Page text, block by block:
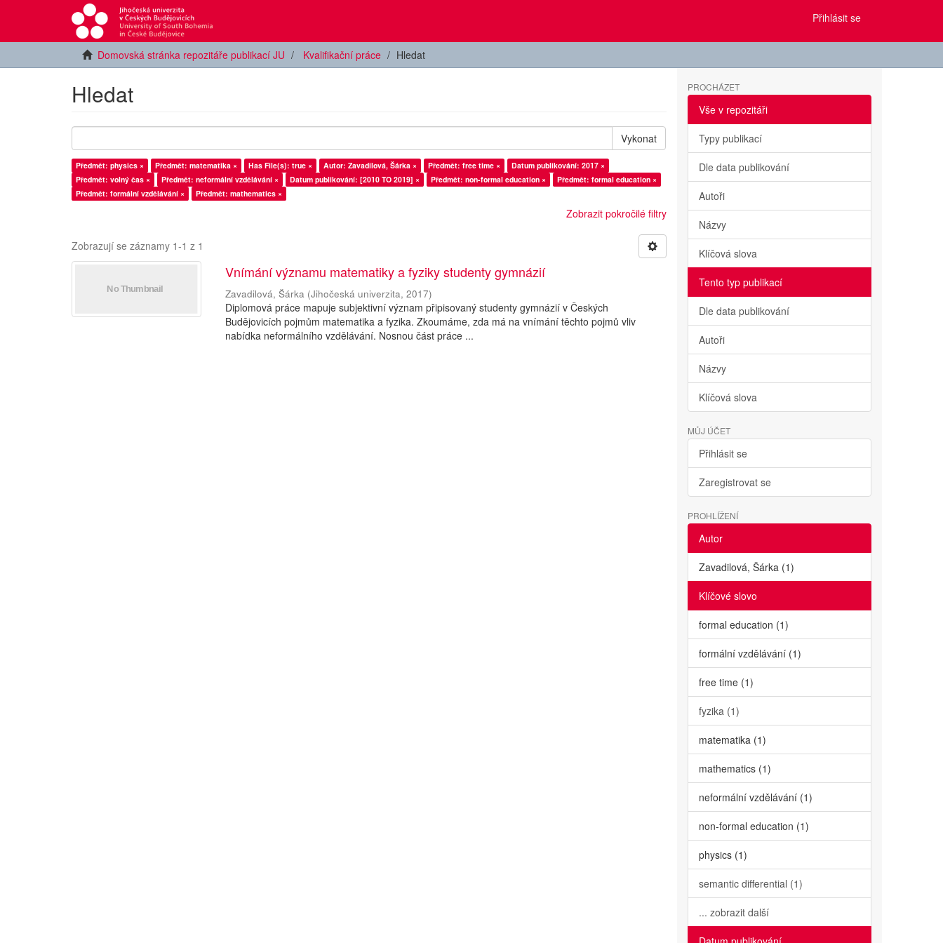
Přihlásit se
Domovská stránka repozitáře publikací JU Kvalifikační práce Hledat
Hledat
Vykonat
Předmět: physics × Předmět: matematika × Has File(s): true × Autor: Zavadilová, Šárka × Předmět: free time ×
Datum publikování: 2017 ×
Předmět: volný čas ×
Předmět: neformální vzdělávání × Datum publikování: [2010 TO 2019] × Předmět: non-formal education ×
Předmět: formal education ×
Předmět: formální vzdělávání ×
Předmět: mathematics ×
Zobrazit pokročilé filtry
Zobrazují se záznamy 1-1 z 1
Vnímání významu matematiky a fyziky studenty gymnázií
Zavadilová, Šárka (Jihočeská univerzita,2017)
Diplomová práce mapuje subjektivní význam připisovaný studenty gymnázií v Českých
Budějovicích pojmům matematika a fyzika. Zkoumáme, zda má na vnímání těchto pojmů vliv
nabídka neformálního vzdělávání. Nosnou část práce ...
PROCHÁZET
Vše v repozitáři
Typy publikací
Dle data publikování
Autoři
Názvy
Klíčová slova
Tento typ publikací
Dle data publikování
Autoři
Názvy
Klíčová slova
MŮJ ÚČET
Přihlásit se
Zaregistrovat se
PROHLÍŽENÍ
Autor
Zavadilová, Šárka (1)
Klíčové slovo
formal education (1)
formální vzdělávání (1)
free time (1)
fyzika (1)
matematika (1)
mathematics (1)
neformální vzdělávání (1)
non-formal education (1)
physics (1)
semantic differential (1)
... zobrazit další